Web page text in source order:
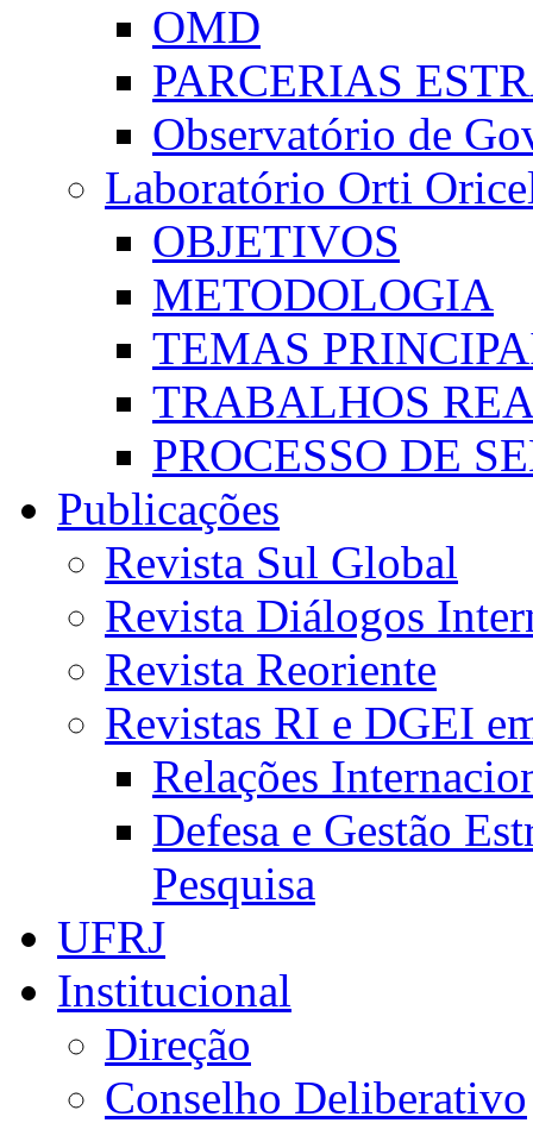
OMD
PARCERIAS
Observatório de
Laboratório Orti
OBJETIVOS
METODOLOGIA
TEMAS
TRABALHOS
PROCESSO DE
Publicações
Revista Sul Global
Revista Diálogos
Revista Reoriente
Revistas RI e DGEI
Relações
Defesa e Gestão
Pesquisa
UFRJ
Institucional
Direção
Conselho Deliberativo